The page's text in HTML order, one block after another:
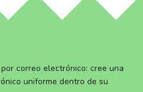
correo electrónico: cree una
uniforme dentro de su